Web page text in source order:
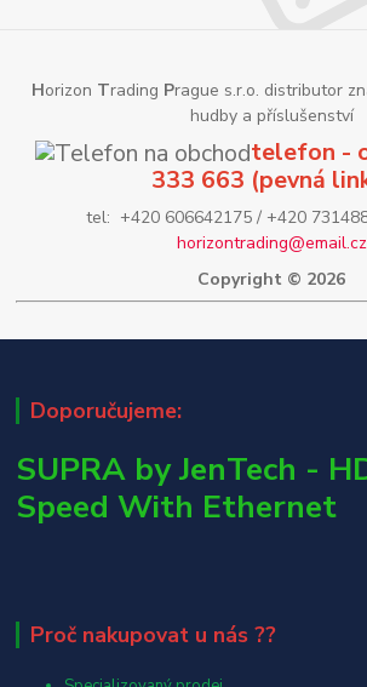
Horizon Trading Prague s.r.o. distributor
hudby a příslušenství
telefon -
333 663 (pevná
tel: +420 606642175 / +420
horizontrading@email.cz
Copyright © 2026
Doporučujeme:
SUPRA by JenTech -
Speed With Ethernet
Proč nakupovat u nás ??